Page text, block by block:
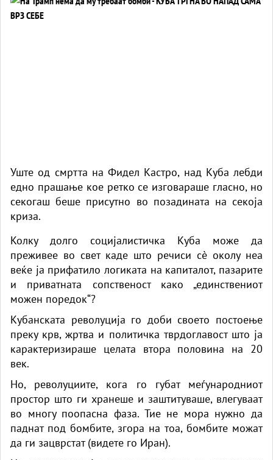
Уште од смртта на Фидел Кастро, над Куба лебди
едно прашање кое ретко се изговараше гласно, но
секогаш беше присутно во позадината на секоја
криза.
Колку долго социјалистичка Куба може да
преживее во свет каде што речиси сè околу неа
веќе ја прифатило логиката на капиталот, пазарите
и приватната сопственост како „единствениот
можен поредок“?
Кубанската револуција го доби своето постоење
преку крв, жртва и политичка тврдоглавост што ја
карактеризираше целата втора половина на 20
век.
Но, револуциите, кога го губат меѓународниот
простор што ги хранеше и заштитуваше, влегуваат
во многу поопасна фаза. Тие не мора нужно да
паднат под бомбите, згора на тоа, бомбите можат
да ги зацврстат (видете го Иран).